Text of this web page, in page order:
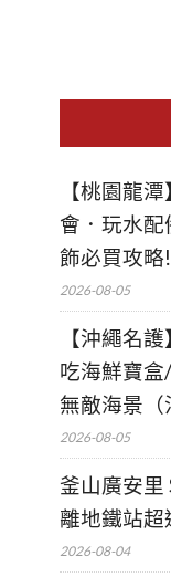
【桃園龍
會．玩水
飾必買攻略!
2026-08-05
【沖繩名
吃海鮮寶
無敵海景（
2026-08-05
釜山廣安里
離地鐵站超
2026-08-04